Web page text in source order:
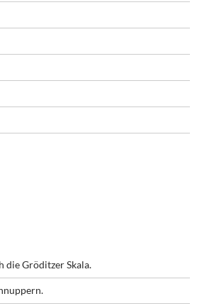
die Gröditzer Skala.